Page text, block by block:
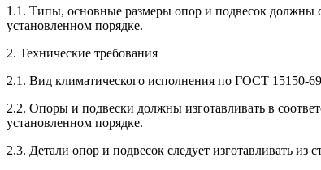
1.1. Типы, основные размеры опор и подвесок должны
установленном порядке.
2. Технические требования
2.1. Вид климатического исполнения по ГОСТ 15150-
2.2. Опоры и подвески должны изготавливать в
установленном порядке.
2.3. Детали опор и подвесок следует изготавливать из